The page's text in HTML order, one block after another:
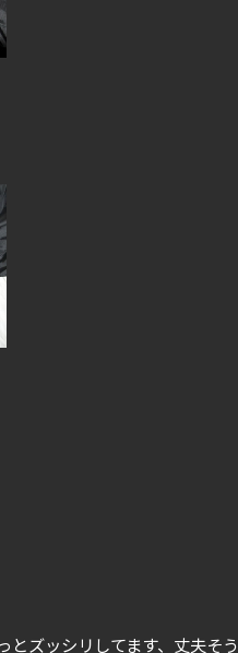
ズッシリしてます、丈夫そう